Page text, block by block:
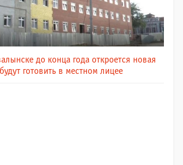
до конца года откроется новая
готовить в местном лицее